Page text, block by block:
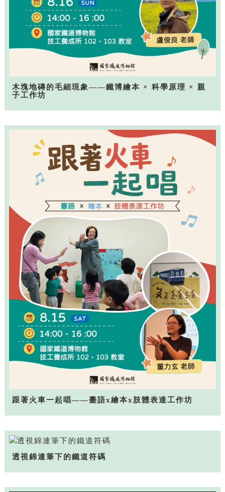
木塊地磚的毛細現象——鐵博繪本 × 科學原理 × 親
子工作坊
跟著火車一起唱——臺語x繪本x肢體表達工作坊
透視錦連筆下的鐵道符碼